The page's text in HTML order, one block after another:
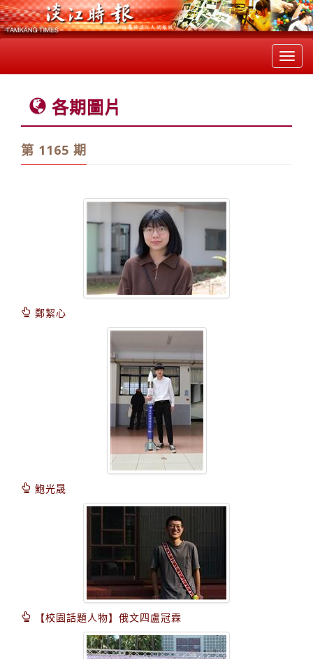
各期圖片
第 1165 期
鄭絜心
鮑光晟
【校園話題人物】俄文四盧冠霖